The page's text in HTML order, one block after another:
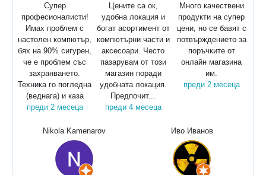
Супер
професионалисти!
Имах проблем с
настолен компютър,
бях на 90% сигурен,
че е проблем със
захранването.
Техника го погледна
(веднага) и каза
преди 2 месеца
Цените са ок,
удобна локация и
богат асортимент от
компютърни части и
аксесоари. Често
пазарувам от този
магазин поради
удобната локация.
Предпочит...
преди 4 месеца
Много качествени
продукти на супер
цени, но се бавят с
потвърждението за
поръчките от
онлайн магазина
им.
преди 2 месеца
Nikola Kamenarov Иво Иванов